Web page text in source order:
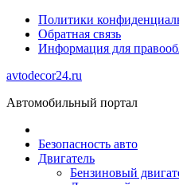
Политики
Обратная связь
Информация для
avtodecor24.ru
Автомобильный портал
Безопасность авто
Двигатель
Бензиновый